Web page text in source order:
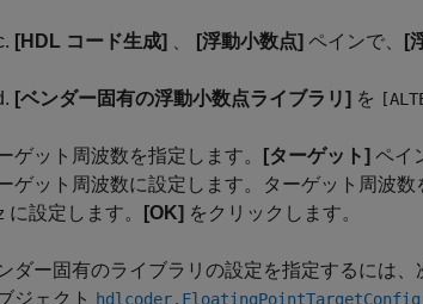
[HDL コード生成] [浮動小数点] ペインで、 [
[ベンダー固有の浮動小数点ライブラリ] を
ゲット周波数を指定します。 [ターゲット] ペイ
ゲット周波数に設定します。ターゲット周波
に設定します。 [OK] をクリックします。
ダー固有のライブラリの設定を指定するには
ジェクト
hdlcoder.FloatingPointTargetConfig